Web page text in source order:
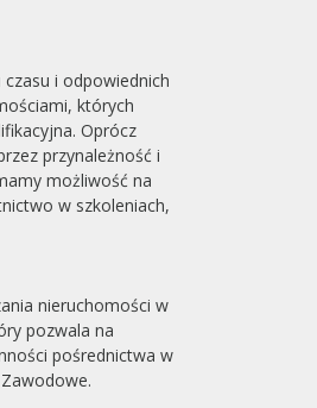
i odpowiednich
których
Oprócz
przynależność i
możliwość na
w szkoleniach,
nieruchomości w
pozwala na
pośrednictwa w